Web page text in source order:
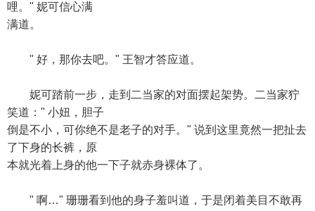
哩。" 妮可信心满
满道。
" 好，那你去吧。" 王智才答应道。
妮可踏前一步，走到二当家的对面摆起架势。二当家狞
笑道：" 小妞，胆子
倒是不小，可你绝不是老子的对手。" 说到这里竟然一把扯去
了下身的长裤，原
本就光着上身的他一下子就赤身裸体了。
" 啊…" 珊珊看到他的身子羞叫道，于是闭着美目不敢再